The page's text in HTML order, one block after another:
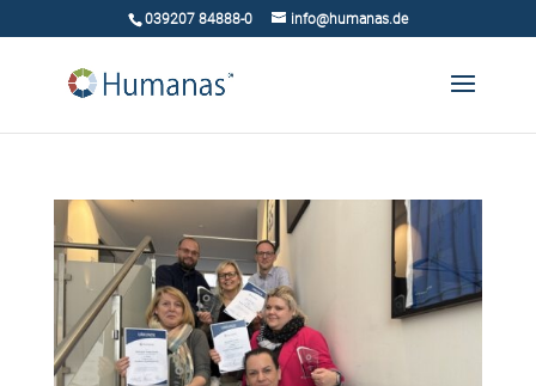
039207 84888-0 info@humanas.de